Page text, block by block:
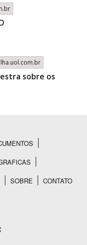
sobre os
SOBRE CONTATO